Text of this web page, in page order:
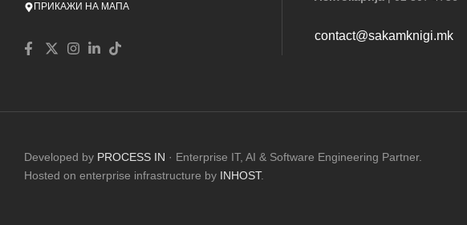
ПРИКАЖИ НА МАПА
contact@sakamknigi.mk
Developed by PROCESS IN · Enterprise IT, AI & Software Engineering Partner.
Hosted on enterprise infrastructure by INHOST.